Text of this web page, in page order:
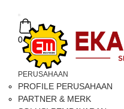
Toggle
navigation
0
PERUSAHAAN
PROFILE PERUSAHAAN
PARTNER & MERK